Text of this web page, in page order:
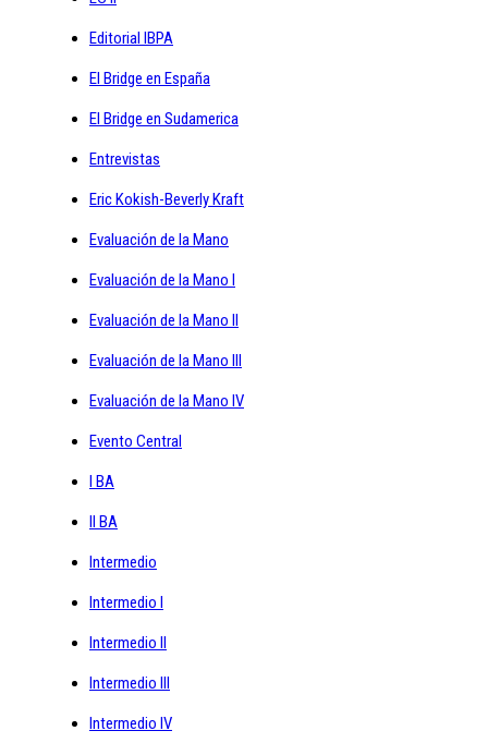
Editorial IBPA
El Bridge en España
El Bridge en Sudamerica
Entrevistas
Eric Kokish-Beverly Kraft
Evaluación de la Mano
Evaluación de la Mano I
Evaluación de la Mano II
Evaluación de la Mano III
Evaluación de la Mano IV
Evento Central
I BA
II BA
Intermedio
Intermedio I
Intermedio II
Intermedio III
Intermedio IV